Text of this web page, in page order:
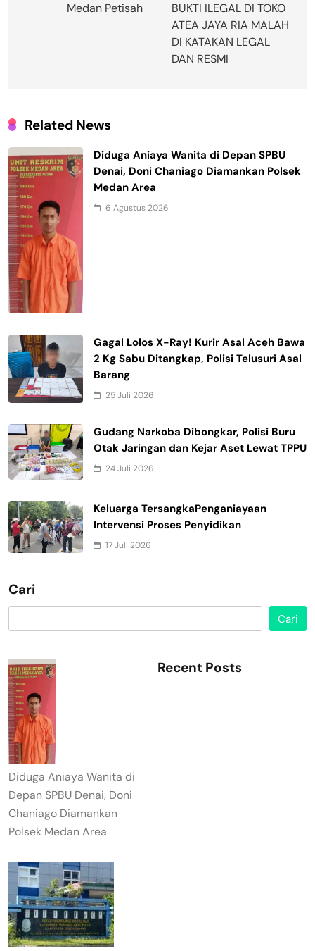
Medan Petisah
BUKTI ILEGAL DI TOKO
ATEA JAYA RIA MALAH
DI KATAKAN LEGAL
DAN RESMI
Related News
Diduga Aniaya Wanita di Depan SPBU
Denai, Doni Chaniago Diamankan Polsek
Medan Area
6 Agustus 2026
Gagal Lolos X-Ray! Kurir Asal Aceh Bawa
2 Kg Sabu Ditangkap, Polisi Telusuri Asal
Barang
25 Juli 2026
Gudang Narkoba Dibongkar, Polisi Buru
Otak Jaringan dan Kejar Aset Lewat TPPU
24 Juli 2026
Keluarga TersangkaPenganiayaan
Intervensi Proses Penyidikan
17 Juli 2026
Cari
Cari
Diduga Aniaya Wanita di
Depan SPBU Denai, Doni
Chaniago Diamankan
Polsek Medan Area
Recent Posts